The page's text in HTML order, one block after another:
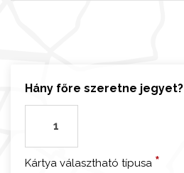
Hány főre szeretne jegyet?
r
e
Kártya választható típusa *